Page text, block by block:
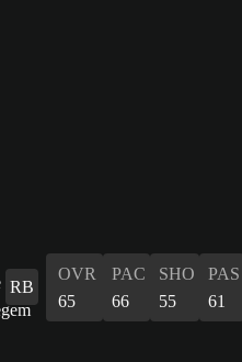
RB
OVR
65
PAC
66
SHO
55
PAS
61